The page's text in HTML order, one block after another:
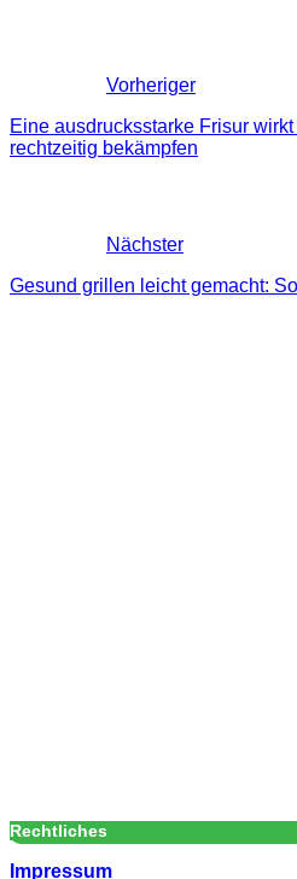
Vorheriger
Eine ausdrucksstarke Frisur
rechtzeitig bekämpfen
Nächster
Gesund grillen leicht gemacht:
Rechtliches
Impressum